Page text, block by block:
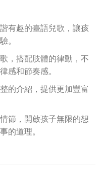
有趣的臺語兒歌，讓孩
。
，搭配肢體的律動，不
感和節奏感。
的介紹，提供更加豐富
節，開啟孩子無限的想
的道理。